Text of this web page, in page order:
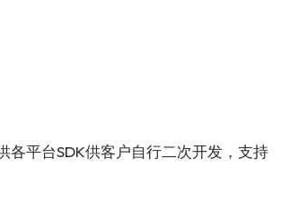
各平台SDK供客户自行二次开发，支持